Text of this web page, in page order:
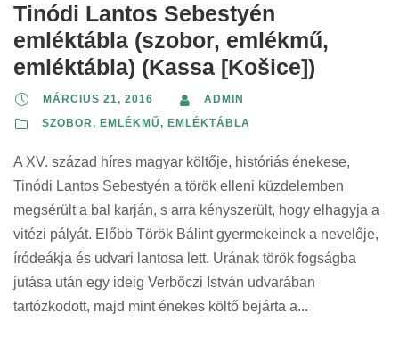
Tinódi Lantos Sebestyén
emléktábla (szobor, emlékmű,
emléktábla) (Kassa [Košice])
MÁRCIUS 21, 2016
ADMIN
SZOBOR, EMLÉKMŰ, EMLÉKTÁBLA
A XV. század híres magyar költője, históriás énekese,
Tinódi Lantos Sebestyén a török elleni küzdelemben
megsérült a bal karján, s arra kényszerült, hogy elhagyja a
vitézi pályát. Előbb Török Bálint gyermekeinek a nevelője,
íródeákja és udvari lantosa lett. Urának török fogságba
jutása után egy ideig Verbőczi István udvarában
tartózkodott, majd mint énekes költő bejárta a...